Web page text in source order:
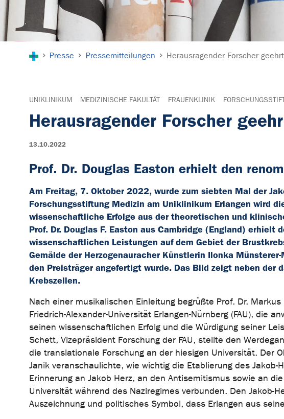
Presse Pressemitteilungen Herausragender Forscher geehrt
UNIKLINIKUM MEDIZINISCHE FAKULTÄT FRAUENKLINIK
Herausragender Forscher
13.10.2022
Prof. Dr. Douglas Easton erhielt den
Am Freitag, 7. Oktober 2022, wurde zum siebten Mal der
Forschungsstiftung Medizin am Uniklinikum Erlangen wird
wissenschaftliche Erfolge aus der theoretischen und
Prof. Dr. Douglas F. Easton aus Cambridge (England) erhielt
wissenschaftlichen Leistungen auf dem Gebiet der
Gemälde der Herzogenauracher Künstlerin Ilonka
den Preisträger angefertigt wurde. Das Bild zeigt neben der
Krebszellen.
Nach einer musikalischen Einleitung begrüßte Prof. Dr.
Friedrich-Alexander-Universität Erlangen-Nürnberg (FAU), die
seinen wissenschaftlichen Erfolg und die Würdigung seiner
Schett, Vizepräsident Forschung der FAU, stellte den
die translationale Forschung an der hiesigen Universität. Der
Janik veranschaulichte, wie wichtig die Etablierung des Jakob-
Erinnerung an Jakob Herz, an den Antisemitismus sowie an
Universität während des Naziregimes verbunden. Den Jakob-
Auszeichnung und politisches Symbol, dass Erlangen aus